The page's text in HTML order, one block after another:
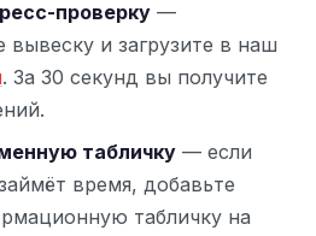
за каждый указатель
количестве сумма
проверку —
вывеску и загрузите в наш
. За 30 секунд вы получите
табличку — если
время, добавьте
табличку на